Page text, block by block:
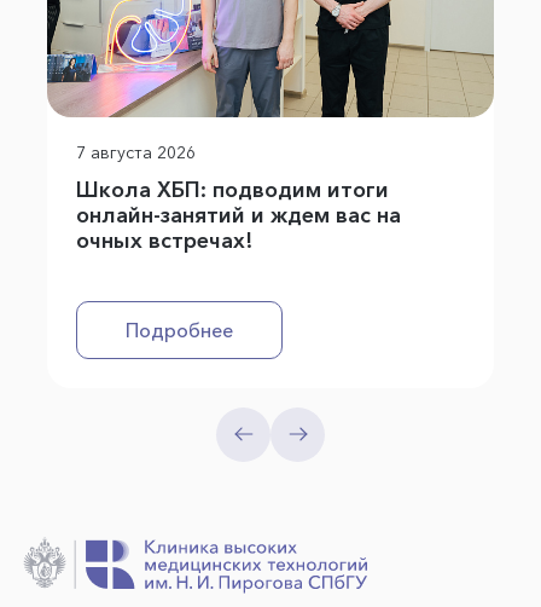
7 августа 2026
Школа ХБП: подводим итоги
онлайн-занятий и ждем вас на
очных встречах!
Подробнее